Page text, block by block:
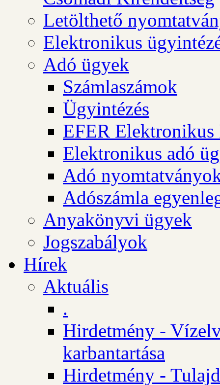
Letölthető
Elektronikus
Adó ügyek
Számlaszámok
Ügyintézés
EFER Elektronikus
Elektronikus adó
Adó
Adószámla
Anyakönyvi ügyek
Jogszabályok
Hírek
Aktuális
.
Hirdetmény -
karbantartása
Hirdetmény -